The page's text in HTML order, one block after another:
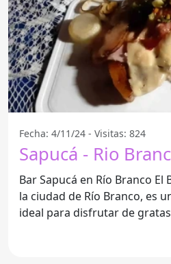
Fecha: 4/11/24 - Visitas: 824
Sapucá - Rio
Bar Sapucá en Río Branco El Bar Sapucá, ubicado en
la ciudad de Río Branco, es
ideal para disfrutar de